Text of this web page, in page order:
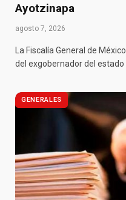
Ayotzinapa
agosto 7, 2026
La Fiscalía General de
del exgobernador del estado
GENERALES